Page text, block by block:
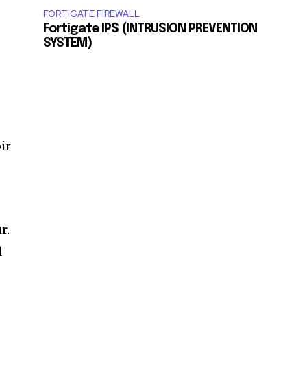
FORTIGATE FIREWALL
Fortigate IPS (INTRUSION PREVENTION
SYSTEM)